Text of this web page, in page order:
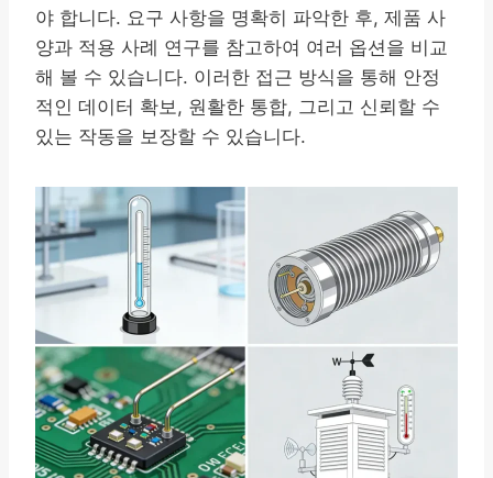
야 합니다. 요구 사항을 명확히 파악한 후, 제품 사
양과 적용 사례 연구를 참고하여 여러 옵션을 비교
해 볼 수 있습니다. 이러한 접근 방식을 통해 안정
적인 데이터 확보, 원활한 통합, 그리고 신뢰할 수
있는 작동을 보장할 수 있습니다.